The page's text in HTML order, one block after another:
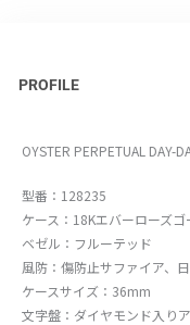
PROFILE
OYSTER PERPETUAL DAY-
型番：128235
ケース：18Kエバーローズゴ
ベゼル：フルーテッド
風防：傷防止サファイア、
ケースサイズ：36mm
文字盤：ダイヤモンド入り